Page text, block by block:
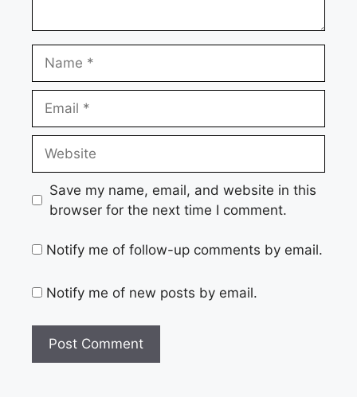
Save my name, email, and website in this
browser for the next time I comment.
Notify me of follow-up comments by email.
Notify me of new posts by email.